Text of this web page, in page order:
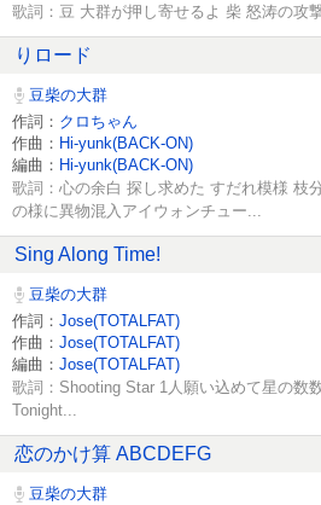
歌詞：豆 大群が押し寄せるよ 柴 怒涛の攻
りロード
豆柴の大群
作詞： クロちゃん
作曲： Hi-yunk(BACK-ON)
編曲： Hi-yunk(BACK-ON)
歌詞：心の余白 探し求めた すだれ模様 枝
の様に異物混入アイウォンチュー...
Sing Along Time!
豆柴の大群
作詞： Jose(TOTALFAT)
作曲： Jose(TOTALFAT)
編曲： Jose(TOTALFAT)
歌詞：Shooting Star 1人願い込めて星の数
Tonight...
恋のかけ算 ABCDEFG
豆柴の大群